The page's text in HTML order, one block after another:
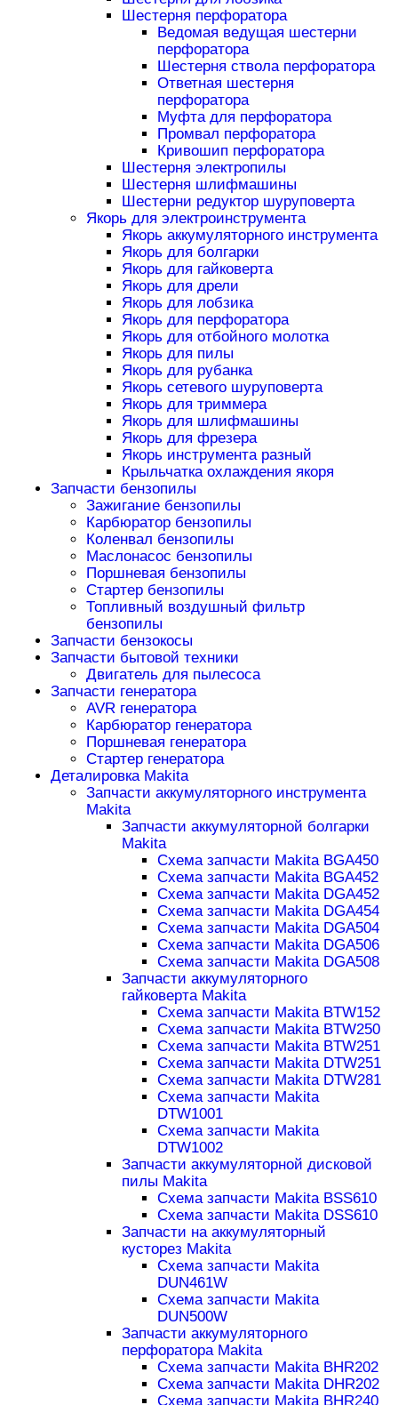
Шестерня перфоратора
Ведомая ведущая шестерни
перфоратора
Шестерня ствола перфоратора
Ответная шестерня
перфоратора
Муфта для перфоратора
Промвал перфоратора
Кривошип перфоратора
Шестерня электропилы
Шестерня шлифмашины
Шестерни редуктор шуруповерта
Якорь для электроинструмента
Якорь аккумуляторного инструмента
Якорь для болгарки
Якорь для гайковерта
Якорь для дрели
Якорь для лобзика
Якорь для перфоратора
Якорь для отбойного молотка
Якорь для пилы
Якорь для рубанка
Якорь сетевого шуруповерта
Якорь для триммера
Якорь для шлифмашины
Якорь для фрезера
Якорь инструмента разный
Крыльчатка охлаждения якоря
Запчасти бензопилы
Зажигание бензопилы
Карбюратор бензопилы
Коленвал бензопилы
Маслонасос бензопилы
Поршневая бензопилы
Стартер бензопилы
Топливный воздушный фильтр
бензопилы
Запчасти бензокосы
Запчасти бытовой техники
Двигатель для пылесоса
Запчасти генератора
AVR генератора
Карбюратор генератора
Поршневая генератора
Стартер генератора
Деталировка Makita
Запчасти аккумуляторного инструмента
Makita
Запчасти аккумуляторной болгарки
Makita
Схема запчасти Makita BGA450
Схема запчасти Makita BGA452
Схема запчасти Makita DGA452
Схема запчасти Makita DGA454
Схема запчасти Makita DGA504
Схема запчасти Makita DGA506
Схема запчасти Makita DGA508
Запчасти аккумуляторного
гайковерта Makita
Схема запчасти Makita BTW152
Схема запчасти Makita BTW250
Схема запчасти Makita BTW251
Схема запчасти Makita DTW251
Схема запчасти Makita DTW281
Схема запчасти Makita
DTW1001
Схема запчасти Makita
DTW1002
Запчасти аккумуляторной дисковой
пилы Makita
Схема запчасти Makita BSS610
Схема запчасти Makita DSS610
Запчасти на аккумуляторный
кусторез Makita
Схема запчасти Makita
DUN461W
Схема запчасти Makita
DUN500W
Запчасти аккумуляторного
перфоратора Makita
Схема запчасти Makita BHR202
Схема запчасти Makita DHR202
Схема запчасти Makita BHR240